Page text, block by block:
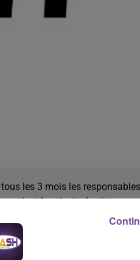
les 3 mois les responsables
seraient la principale piste
prendra fin le 4 novembre, le